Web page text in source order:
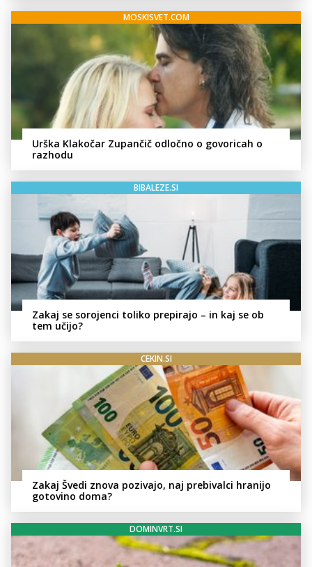
MOSKISVET.COM
Urška Klakočar Zupančič odločno o govoricah o
razhodu
BIBALEZE.SI
Zakaj se sorojenci toliko prepirajo – in kaj se ob
tem učijo?
CEKIN.SI
Zakaj Švedi znova pozivajo, naj prebivalci hranijo
gotovino doma?
DOMINVRT.SI